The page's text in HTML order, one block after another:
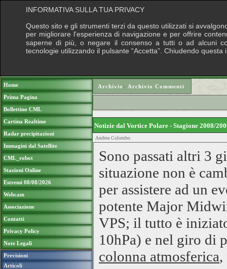
Home
Prima Pagina
Bollettino CML
Cartina Realtime
Radar precipitazioni
Immagini dal Satellite
CML_robot
Stazioni Online
Estremi 08/08/2026
Webcam
Associazione
Contatti
Privacy Policy
Note Legali
Previsioni
Articoli
Archivio › Archivio Commenti
Notizie dal Vortice Polare - Stagione 2008/
Andrea Colombo
Sono passati altri 3
situazione non è
per assistere ad un
potente Major
VPS; il tutto è
10hPa) e nel giro di
colonna atmosferica,
INFORMATIVA SULLA TUA PRIVACY
Questo sito e gli strumenti terzi da questo utilizzati si
per migliorare l'esperienza di navigazione e per offrire
saperne di più, o negare il consenso a tutti o ad alcuni
tecnologie utilizzando il pulsante “Accetta”. Chiudendo